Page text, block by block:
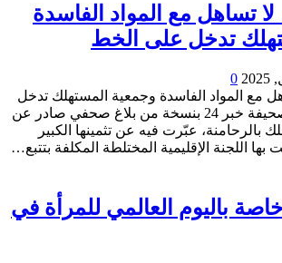
تساهل مع المواد الفاسدة
تدخل على الخط
0
مع المواد الفاسدة وجمعية المستهلك تدخل
على الخط توصلت صحيفة خبر 24 بنسخة من بلاغ صحفي صادر عن
بالرحامنة، عبّرت فيه عن تثمينها الكبير
اللجنة الإقليمية المختلطة المكلفة بتتبع…
باليوم العالمي للمرأة في